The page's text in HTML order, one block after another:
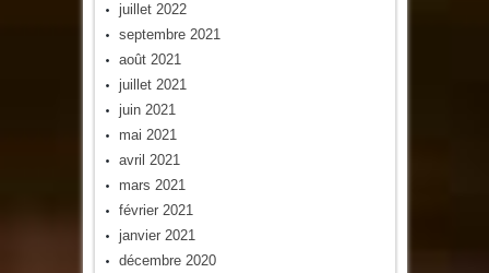
juillet 2022
septembre 2021
août 2021
juillet 2021
juin 2021
mai 2021
avril 2021
mars 2021
février 2021
janvier 2021
décembre 2020